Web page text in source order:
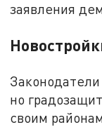
заявления
но
своим